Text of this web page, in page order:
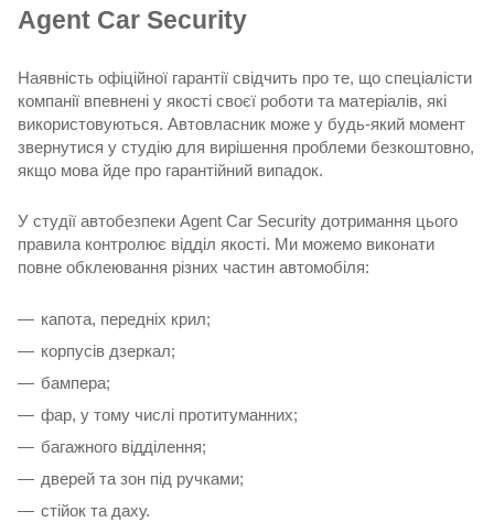
Agent Car Security
Наявність офіційної гарантії свідчить про те, що спеціалісти
компанії впевнені у якості своєї роботи та матеріалів, які
використовуються. Автовласник може у будь-який момент
звернутися у студію для вирішення проблеми безкоштовно,
якщо мова йде про гарантійний випадок.
У студії автобезпеки Agent Car Security дотримання цього
правила контролює відділ якості. Ми можемо виконати
повне обклеювання різних частин автомобіля:
капота, передніх крил;
корпусів дзеркал;
бампера;
фар, у тому числі протитуманних;
багажного відділення;
дверей та зон під ручками;
стійок та даху.